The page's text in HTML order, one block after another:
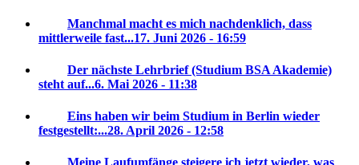
Manchmal macht es mich nachdenklich, dass
mittlerweile fast...17. Juni 2026 - 16:59
Der nächste Lehrbrief (Studium BSA Akademie)
steht auf...6. Mai 2026 - 11:38
Eins haben wir beim Studium in Berlin wieder
festgestellt:...28. April 2026 - 12:58
Meine Laufumfänge steigere ich jetzt wieder, was